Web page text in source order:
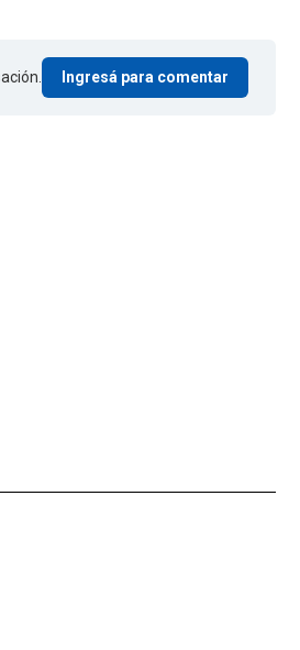
Ingresá para comentar